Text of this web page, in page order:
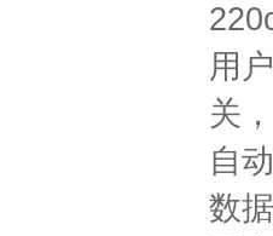
用
关
自
数